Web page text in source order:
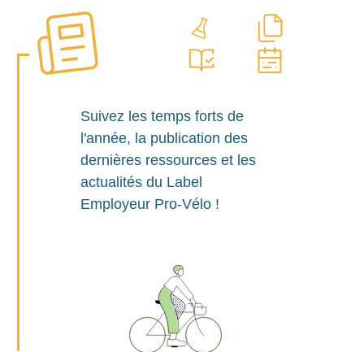
Suivez les temps forts de
l'année, la publication des
dernières ressources et les
actualités du Label
Employeur Pro-Vélo !